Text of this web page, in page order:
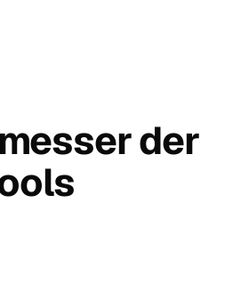
der